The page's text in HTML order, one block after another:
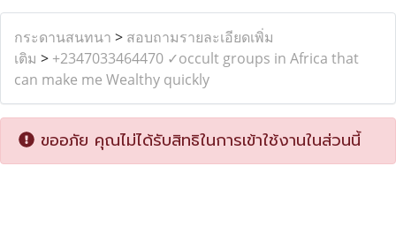
กระดานสนทนา > สอบถามรายละเอียดเพิ่ม
เติม > +2347033464470 ✓occult groups in Africa that
can make me Wealthy quickly
ขออภัย คุณไม่ได้รับสิทธิในการเข้าใช้งานในส่วนนี้